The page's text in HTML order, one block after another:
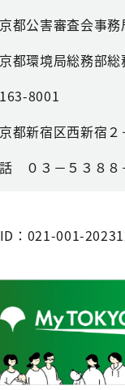
都公害審査会事務
都環境局総務部総
8001
都新宿区西新宿２
０３－５３８８
：021-001-